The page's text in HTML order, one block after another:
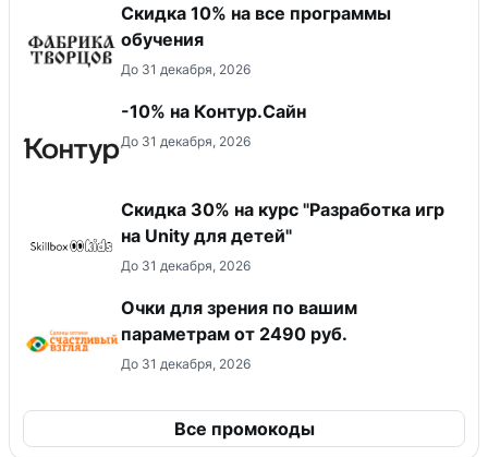
Скидка 10% на все программы
обучения
До 31 декабря, 2026
-10% на Контур.Сайн
До 31 декабря, 2026
Скидка 30% на курс "Разработка игр
на Unity для детей"
До 31 декабря, 2026
Очки для зрения по вашим
параметрам от 2490 руб.
До 31 декабря, 2026
Все промокоды